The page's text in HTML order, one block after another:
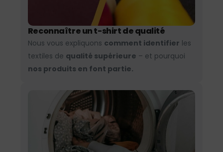
Reconnaître un t-shirt de qualité
Nous vous expliquons comment identifier les
textiles de qualité supérieure – et pourquoi
nos produits en font partie.